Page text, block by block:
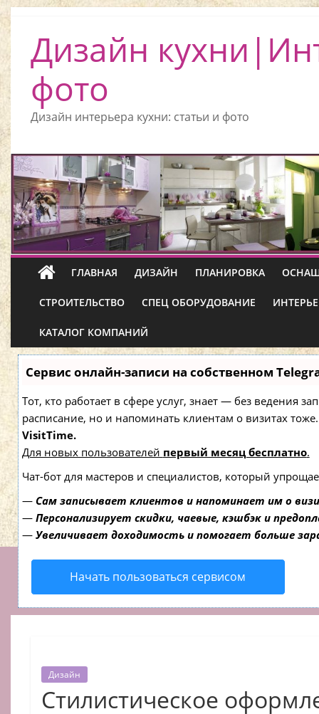
Дизайн
фото
Дизайн интерьера кухни: статьи и фото
ГЛАВНАЯ ДИЗАЙН ПЛАНИРОВКА
СТРОИТЕЛЬСТВО СПЕЦ ОБОРУДОВАНИЕ
КАТАЛОГ КОМПАНИЙ
Сервис онлайн-записи на собственном
Тот, кто работает в сфере услуг, знает — без ведения
расписание, но и напоминать клиентам о визитах
VisitTime.
Для новых пользователей первый месяц бесплатно.
Чат-бот для мастеров и специалистов, который
— Сам записывает клиентов и напоминает им о
— Персонализирует скидки, чаевые, кэшбэк и
— Увеличивает доходимость и помогает больше
Начать пользоваться сервисом
Дизайн
Стилистическое